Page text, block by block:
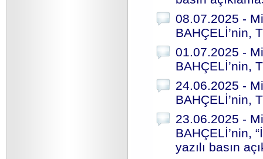
08.07.2025 -
BAHÇELİ’nin,
01.07.2025 -
BAHÇELİ’nin,
24.06.2025 -
BAHÇELİ’nin,
23.06.2025 -
BAHÇELİ’nin,
yazılı basın